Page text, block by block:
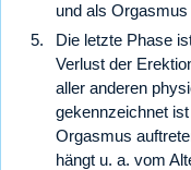
und als
Die letzte Phase
Verlust der
aller anderen
gekennzeichnet
Orgasmus
hängt u. a. vom